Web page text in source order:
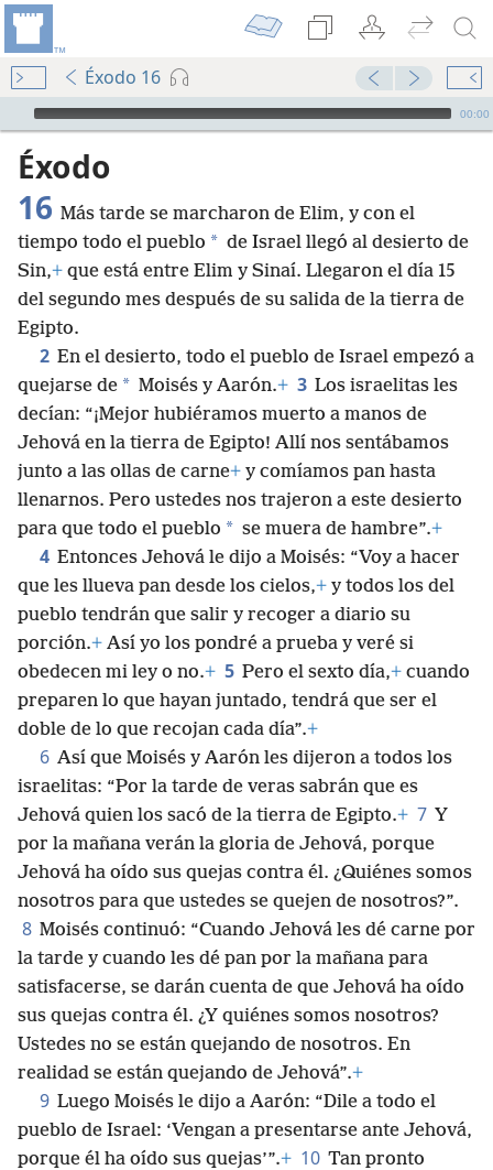
Éxodo 16
Audio Player
00:00
Éxodo
16 Más tarde se marcharon de Elim, y con el
tiempo todo el pueblo * de Israel llegó al desierto de
Sin,+ que está entre Elim y Sinaí. Llegaron el día 15
del segundo mes después de su salida de la tierra de
Egipto.
2 En el desierto, todo el pueblo de Israel empezó a
quejarse de * Moisés y Aarón.+ 3 Los israelitas les
decían: “¡Mejor hubiéramos muerto a manos de
Jehová en la tierra de Egipto! Allí nos sentábamos
junto a las ollas de carne+ y comíamos pan hasta
llenarnos. Pero ustedes nos trajeron a este desierto
para que todo el pueblo * se muera de hambre”.+
4 Entonces Jehová le dijo a Moisés: “Voy a hacer
que les llueva pan desde los cielos,+ y todos los del
pueblo tendrán que salir y recoger a diario su
porción.+ Así yo los pondré a prueba y veré si
obedecen mi ley o no.+ 5 Pero el sexto día,+ cuando
preparen lo que hayan juntado, tendrá que ser el
doble de lo que recojan cada día”.+
6 Así que Moisés y Aarón les dijeron a todos los
israelitas: “Por la tarde de veras sabrán que es
Jehová quien los sacó de la tierra de Egipto.+ 7 Y
por la mañana verán la gloria de Jehová, porque
Jehová ha oído sus quejas contra él. ¿Quiénes somos
nosotros para que ustedes se quejen de nosotros?”.
8 Moisés continuó: “Cuando Jehová les dé carne por
la tarde y cuando les dé pan por la mañana para
satisfacerse, se darán cuenta de que Jehová ha oído
sus quejas contra él. ¿Y quiénes somos nosotros?
Ustedes no se están quejando de nosotros. En
realidad se están quejando de Jehová”.+
9 Luego Moisés le dijo a Aarón: “Dile a todo el
pueblo de Israel: ‘Vengan a presentarse ante Jehová,
porque él ha oído sus quejas’”.+ 10 Tan pronto